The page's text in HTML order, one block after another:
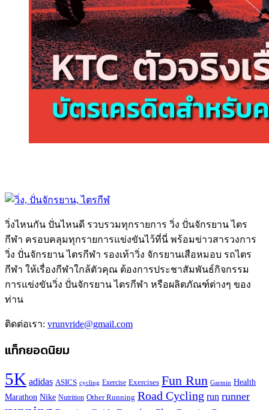
วิ่งไหนกัน ปั่นไหนดี รวบรวมทุกรายการ วิ่ง ปั่นจักรยาน ไตร
กีฬา ครอบคลุมทุกรายการแข่งขันไว้ที่นี่ พร้อมข่าวสารวงการ
วิ่ง ปั่นจักรยาน ไตรกีฬา รองเท้าวิ่ง จักรยานเสือหมอบ รถไตร
กีฬา ให้เรื่องกีฬาใกล้ตัวคุณ ต้องการประชาสัมพันธ์กิจกรรม
การแข่งขันวิ่ง ปั่นจักรยาน ไตรกีฬา หรือผลิตภัณฑ์ต่างๆ ของ
ท่าน
ติดต่อเรา: vrunvride@gmail.com
แท็กยอดนิยม
5K adidas ASICS cycling Exercise Exercises Fun Run Garmin Health
Marathon Nike Nutrition Other Running Road Cycling run runner